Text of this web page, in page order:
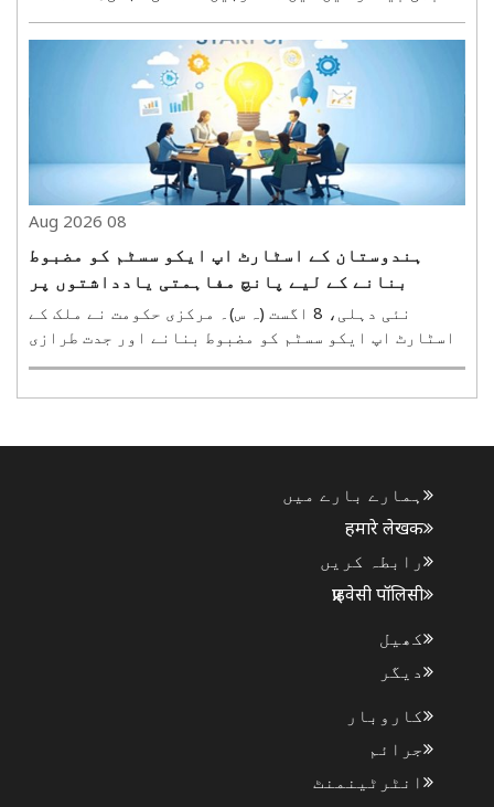
ادائیگی کرنے والے کروڑوں صارفین کے درمیان فیس سے
متعلق پائی جانے والی الجھن کو دور کرتے ہوئے ..
08 Aug 2026
ہندوستان کے اسٹارٹ اپ ایکو سسٹم کو مضبوط
بنانے کے لیے پانچ مفاہمتی یادداشتوں پر
دستخط
نئی دہلی، 8 اگست (ہ س)۔ مرکزی حکومت نے ملک کے
اسٹارٹ اپ ایکو سسٹم کو مضبوط بنانے اور جدت طرازی
ہمارے بارے میں
हमारे लेखक
رابطہ کریں
प्राइवेसी पॉलिसी
کھیل
دیگر
کاروبار
جرائم
انٹرٹینمنٹ